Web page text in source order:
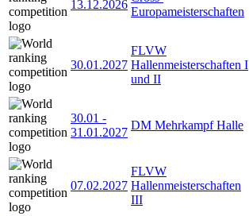
13.12.2026
Europameisterschaften
30.01.2027
FLVW
Hallenmeisterschaften I
und II
30.01 -
31.01.2027
DM Mehrkampf Halle
07.02.2027
FLVW
Hallenmeisterschaften
III